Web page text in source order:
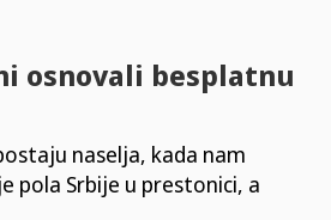
osnovali besplatnu
naselja, kada nam
pola Srbije u prestonici, a